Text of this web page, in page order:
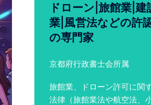
ドローン|旅館業|建
業|風営法などの許
の専門家
京都府行政書士会所属
旅館業、ドローン許可に関
法律（旅館業法や航空法、